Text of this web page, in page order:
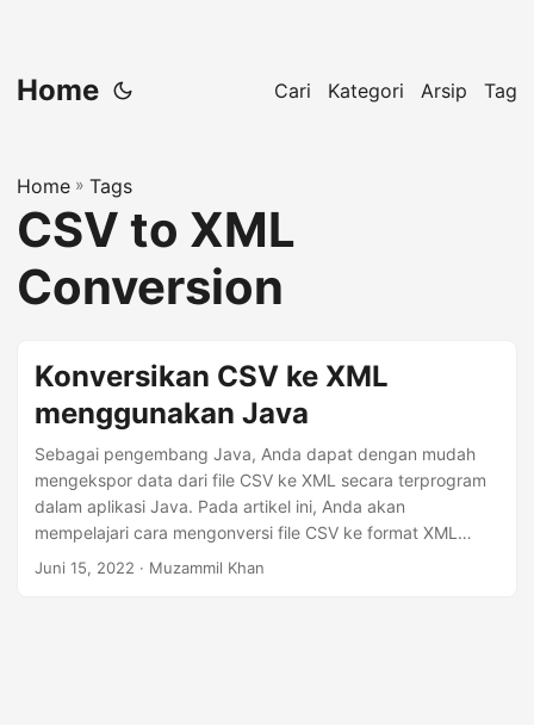
Home Cari Kategori Arsip Tag
Home » Tags
CSV to XML
Conversion
Konversikan CSV ke XML
menggunakan Java
Sebagai pengembang Java, Anda dapat dengan mudah
mengekspor data dari file CSV ke XML secara terprogram
dalam aplikasi Java. Pada artikel ini, Anda akan
mempelajari cara mengonversi file CSV ke format XML
secara terprogram di Java.
Juni 15, 2022 · Muzammil Khan